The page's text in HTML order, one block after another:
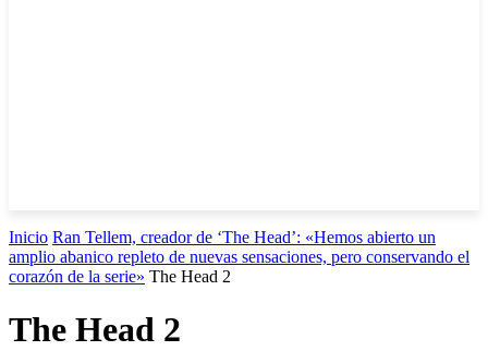
Inicio Ran Tellem, creador de ‘The Head’: «Hemos abierto un
amplio abanico repleto de nuevas sensaciones, pero conservando el
corazón de la serie» The Head 2
The Head 2